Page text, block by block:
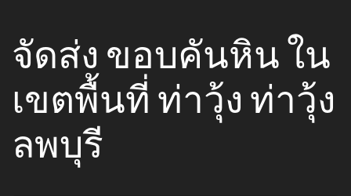
จัดส่ง ขอบคันหิน ใน
เขตพื้นที่ ท่าวุ้ง ท่าวุ้ง
ลพบุรี